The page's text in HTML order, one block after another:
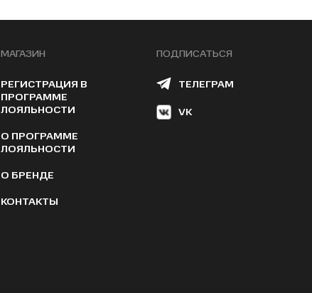
МАГАЗИН
РЕГИСТРАЦИЯ В
ПРОГРАММЕ
ЛОЯЛЬНОСТИ
О ПРОГРАММЕ
ЛОЯЛЬНОСТИ
О БРЕНДЕ
КОНТАКТЫ
ПОДПИСАТЬСЯ
ТЕЛЕГРАМ
VK